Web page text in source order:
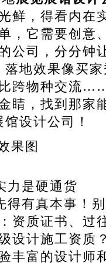
鲜，得看内在
，它需要创意
公司，分分钟
落地效果像买
跨物种交流
睛，找到那家
设计公司！
是硬通货
有真本事！别
资质证书、过
设计施工资质
丰富的设计师